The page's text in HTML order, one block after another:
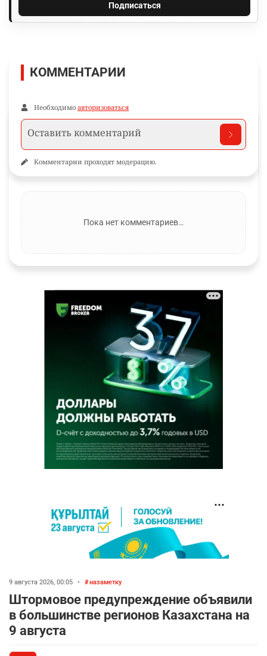
Подписаться
КОММЕНТАРИИ
Необходимо авторизоваться
Комментарии проходят модерацию.
Пока нет комментариев…
9 августа 2026, 00:05 • назаметку
Штормовое предупреждение объявили
в большинстве регионов Казахстана на
9 августа